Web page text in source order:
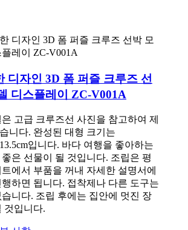
디자인 3D 폼 퍼즐 크루즈 선
디스플레이 ZC-V001A
고급 크루즈선 사진을 참고하여 제
니다. 완성된 대형 크기는
입니다. 바다 여행을 좋아하는
은 선물이 될 것입니다. 조립은 평
에서 부품을 꺼내 자세한 설명서에
하면 됩니다. 접착제나 다른 도구는
습니다. 조립 후에는 집안에 멋진 장
것입니다.